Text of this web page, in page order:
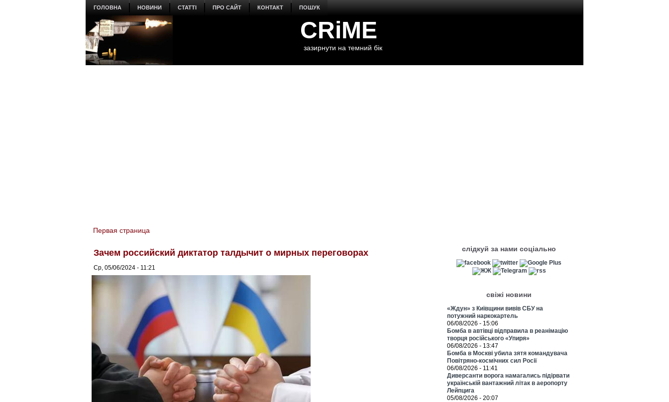
ГОЛОВНА НОВИНИ СТАТТІ ПРО САЙТ КОНТАКТ ПОШУК
CRiME
зазирнути на темний бік
You are here
Первая страница
Зачем российский диктатор талдычит о мирных переговорах
Ср, 05/06/2024 - 11:21
слідкуй за нами соціально
свіжі новини
«Ждун» з Київщини вивів СБУ на
потужний наркокартель
06/08/2026 - 15:06
Бомба в автівці відправила в реанімацію
творця російського «Упиря»
06/08/2026 - 13:47
Бомба в Москві убила зятя командувача
Повітряно-космічних сил Росії
06/08/2026 - 11:41
Диверсанти ворога намагались підірвати
українській вантажний літак в аеропорту
Лейпцига
05/08/2026 - 20:07